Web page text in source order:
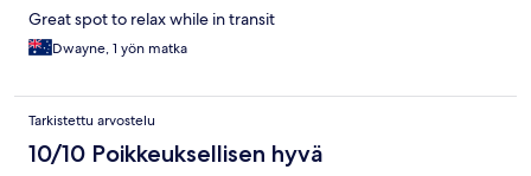
Great spot to relax while in transit
Dwayne, 1 yön matka
Tarkistettu arvostelu
10/10 Poikkeuksellisen hyvä